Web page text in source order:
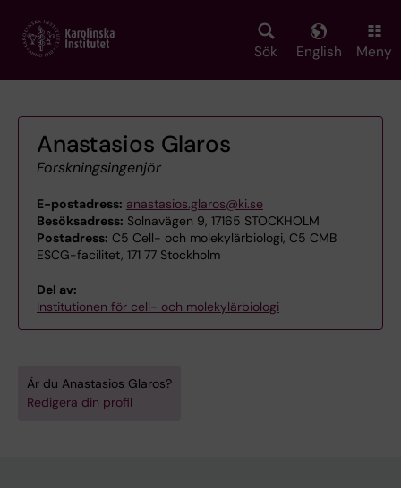
main
Sök English Meny
Anastasios Glaros
Forskningsingenjör
E-postadress: anastasios.glaros@ki.se
Besöksadress: Solnavägen 9, 17165 STOCKHOLM
Postadress: C5 Cell- och molekylärbiologi, C5 CMB
ESCG-facilitet, 171 77 Stockholm
Del av:
Institutionen för cell- och molekylärbiologi
Är du Anastasios Glaros?
Redigera din profil